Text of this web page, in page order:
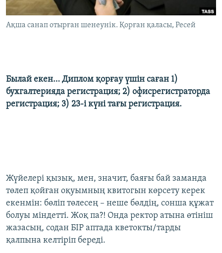
ЖАЗЫЛЫҢЫЗ
Ақша санап отырған шенеунік. Қорған қаласы, Ресей
Былай екен… Диплом қорғау үшін саған 1)
бухгалтерияда регистрация; 2) офисрегистраторда
регистрация; 3) 23-і күні тағы регистрация.
Жүйелері қызық, мен, значит, баяғы бай заманда
төлеп қойған оқуымның квитогын көрсету керек
екенмін: бөліп төлесең – неше бөлдің, сонша құжат
болуы міндетті. Жоқ па?! Онда ректор атына өтініш
жазасың, содан БІР аптада кветокты/тарды
қалпына келтіріп береді.